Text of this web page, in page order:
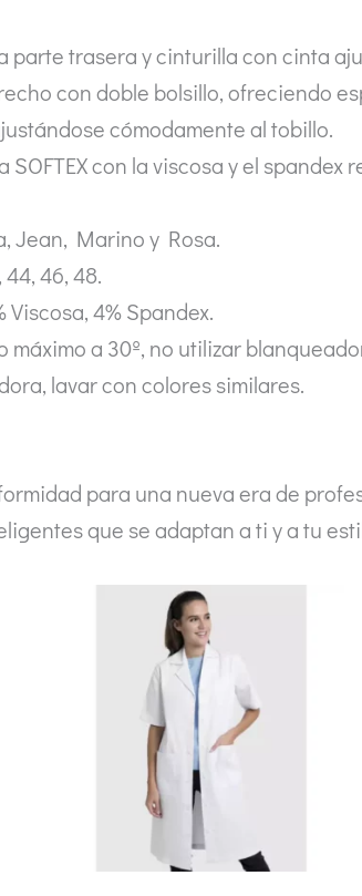
parte trasera y cinturilla con cinta
con doble bolsillo, ofreciendo
cómodamente al tobillo.
con la viscosa y el
Jean, Marino y Rosa.
46, 48.
Viscosa, 4% Spandex.
máximo a 30º, no utilizar
lavar con colores similares.
para una nueva era de
que se adaptan a ti y a tu